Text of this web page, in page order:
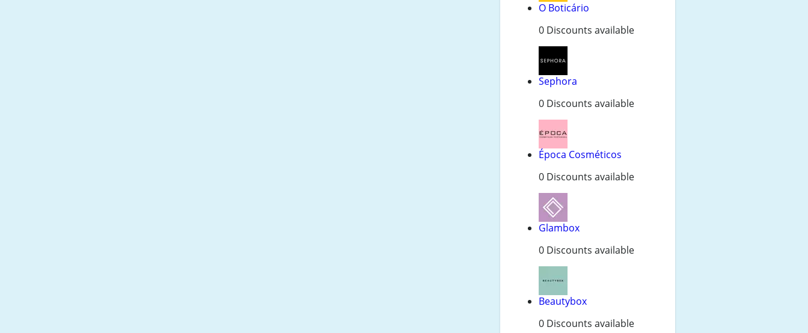
O Boticário
0 Discounts available
Sephora
0 Discounts available
Época Cosméticos
0 Discounts available
Glambox
0 Discounts available
Beautybox
0 Discounts available